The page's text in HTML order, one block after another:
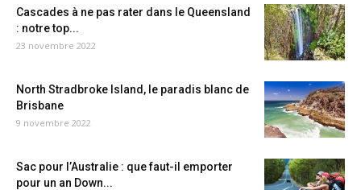
Cascades à ne pas rater dans le Queensland
: notre top...
23 novembre 2022
North Stradbroke Island, le paradis blanc de
Brisbane
9 novembre 2022
Sac pour l’Australie : que faut-il emporter
pour un an Down...